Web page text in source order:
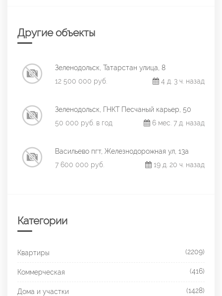
Другие объекты
Зеленодольск, Татарстан улица, 8
12 500 000 руб.
4 д. 3 ч. назад
Зеленодольск, ГНКТ Песчаный карьер, 50
50 000 руб. в год
6 мес. 7 д. назад
Васильево пгт, Железнодорожная ул, 13а
7 600 000 руб.
19 д. 20 ч. назад
Категории
Квартиры (2209)
Коммерческая (416)
Дома и участки (1428)